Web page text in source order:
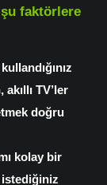
faktörlere
TV’ler
doğru
kolay bir